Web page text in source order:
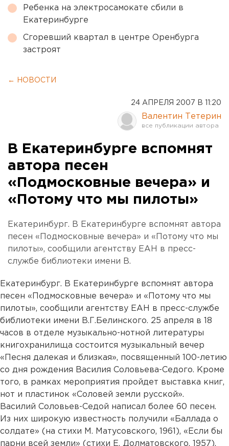
Ребенка на электросамокате сбили в
Екатеринбурге
Сгоревший квартал в центре Оренбурга
застроят
← НОВОСТИ
24 АПРЕЛЯ 2007 В 11:20
Валентин Тетерин
В Екатеринбурге вспомнят
автора песен
«Подмосковные вечера» и
«Потому что мы пилоты»
Екатеринбург. В Екатеринбурге вспомнят автора
песен «Подмосковные вечера» и «Потому что мы
пилоты», сообщили агентству ЕАН в пресс-
службе библиотеки имени В.
Екатеринбург. В Екатеринбурге вспомнят автора
песен «Подмосковные вечера» и «Потому что мы
пилоты», сообщили агентству ЕАН в пресс-службе
библиотеки имени В.Г.Белинского. 25 апреля в 18
часов в отделе музыкально-нотной литературы
книгохранилища состоится музыкальный вечер
«Песня далекая и близкая», посвященный 100-летию
со дня рождения Василия Соловьева-Седого. Кроме
того, в рамках мероприятия пройдет выставка книг,
нот и пластинок «Соловей земли русской».
Василий Соловьев-Седой написал более 60 песен.
Из них широкую известность получили «Баллада о
солдате» (на стихи М. Матусовского, 1961), «Если бы
парни всей земли» (стихи Е. Долматовского, 1957),